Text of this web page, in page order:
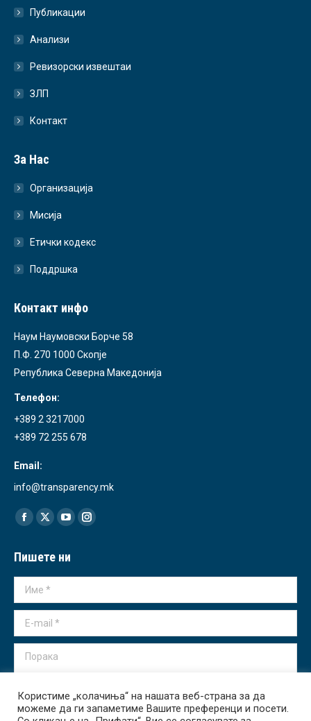
Публикации
Анализи
Ревизорски извештаи
ЗЛП
Контакт
За Нас
Организација
Мисија
Етички кодекс
Поддршка
Контакт инфо
Наум Наумовски Борче 58
П.Ф. 270 1000 Скопје
Република Северна Македонија
Телефон:
+389 2 3217000
+389 72 255 678
Email:
info@transparency.mk
Find us on:
Facebook
opens
in
X
opens
in
YouTube
opens
in
Instagram
in
Пишете ни
Име *
E-mail *
Порака
Користиме „колачиња“ на нашата веб-страна за да
можеме да ги запаметиме Вашите преференци и посети.